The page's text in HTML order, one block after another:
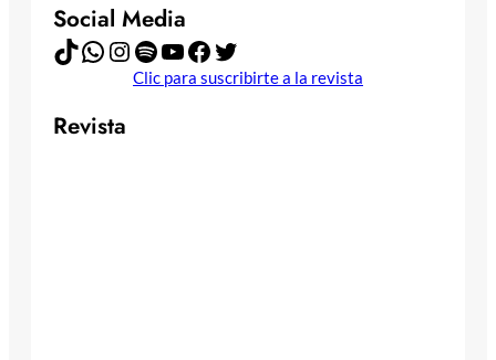
Social Media
TikTok WhatsApp Instagram Spotify YouTube Facebook Twitter
Clic para suscribirte a la revista
Revista